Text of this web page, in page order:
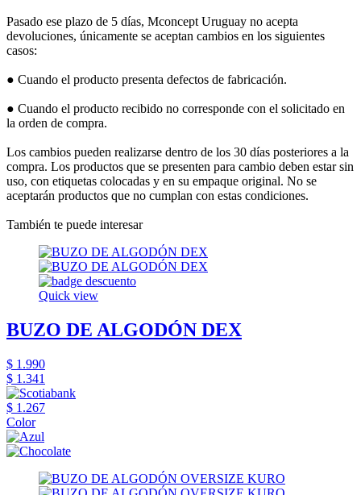
Pasado ese plazo de 5 días, Mconcept Uruguay no acepta
devoluciones, únicamente se aceptan cambios en los siguientes
casos:
● Cuando el producto presenta defectos de fabricación.
● Cuando el producto recibido no corresponde con el solicitado en
la orden de compra.
Los cambios pueden realizarse dentro de los 30 días posteriores a la
compra. Los productos que se presenten para cambio deben estar sin
uso, con etiquetas colocadas y en su empaque original. No se
aceptarán productos que no cumplan con estas condiciones.
También te puede interesar
Quick view
BUZO DE ALGODÓN DEX
$ 1.990
$ 1.341
$ 1.267
Color